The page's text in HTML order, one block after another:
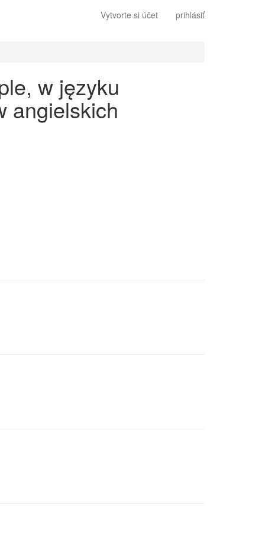
Vytvorte si účet prihlásiť
w języku
angielskich